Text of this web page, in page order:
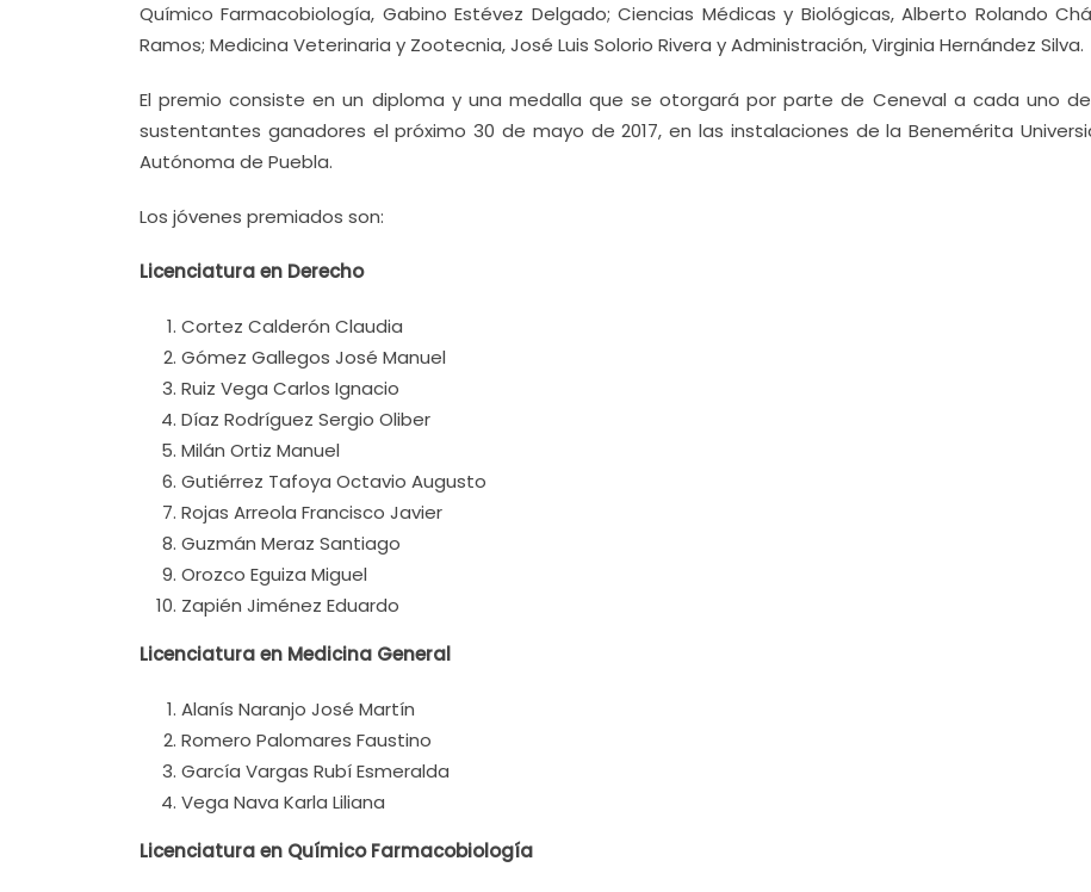
Químico Farmacobiología, Gabino Estévez Delgado; Ciencias Médicas y Biológicas, Alberto Rolando
Ramos; Medicina Veterinaria y Zootecnia, José Luis Solorio Rivera y Administración, Virginia Hernández Silva.
El premio consiste en un diploma y una medalla que se otorgará por parte de Ceneval a cada uno
sustentantes ganadores el próximo 30 de mayo de 2017, en las instalaciones de la Benemérita
Autónoma de Puebla.
Los jóvenes premiados son:
Licenciatura en Derecho
Cortez Calderón Claudia
Gómez Gallegos José Manuel
Ruiz Vega Carlos Ignacio
Díaz Rodríguez Sergio Oliber
Milán Ortiz Manuel
Gutiérrez Tafoya Octavio Augusto
Rojas Arreola Francisco Javier
Guzmán Meraz Santiago
Orozco Eguiza Miguel
Zapién Jiménez Eduardo
Licenciatura en Medicina General
Alanís Naranjo José Martín
Romero Palomares Faustino
García Vargas Rubí Esmeralda
Vega Nava Karla Liliana
Licenciatura en Químico Farmacobiología